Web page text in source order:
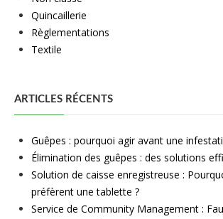
Quincaillerie
Règlementations
Textile
ARTICLES RÉCENTS
Guêpes : pourquoi agir avant une
Élimination des guêpes : des solutions
Solution de caisse enregistreuse :
préfèrent une tablette ?
Service de Community Management :